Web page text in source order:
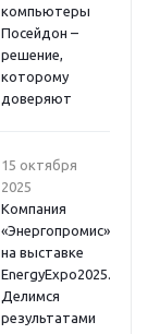
компьютеры
Посейдон –
решение,
которому
доверяют
15 октября
2025
Компания
«Энергопромис»
на выставке
EnergyExpo2025.
Делимся
результатами